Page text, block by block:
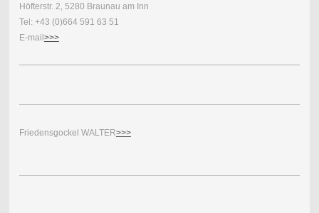
Höfterstr. 2, 5280 Braunau am Inn
Tel: +43 (0)664 591 63 51
E-mail >>>
Friedensgockel WALTER>>>